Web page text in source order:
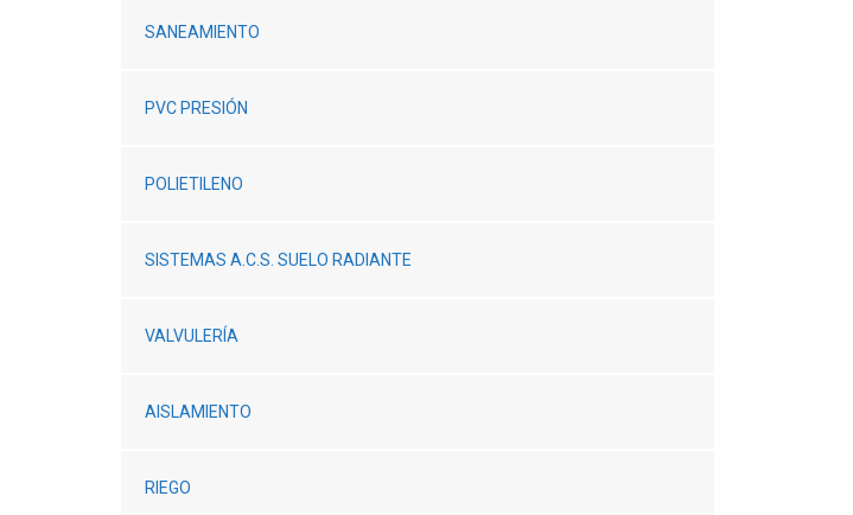
SANEAMIENTO
PVC PRESIÓN
POLIETILENO
SISTEMAS A.C.S. SUELO RADIANTE
VALVULERÍA
AISLAMIENTO
RIEGO